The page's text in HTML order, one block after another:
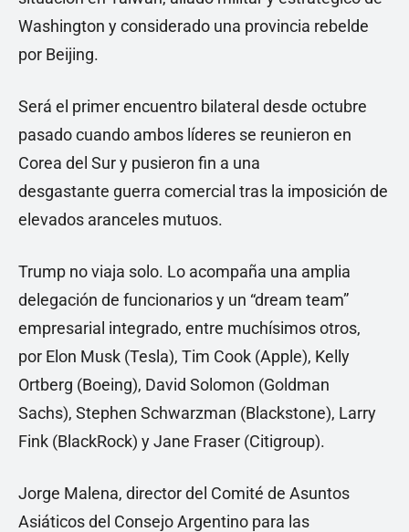
Washington y considerado una provincia rebelde
por Beijing.
Será el primer encuentro bilateral desde octubre
pasado cuando ambos líderes se reunieron en
Corea del Sur y pusieron fin a una
desgastante guerra comercial tras la imposición de
elevados aranceles mutuos.
Trump no viaja solo. Lo acompaña una amplia
delegación de funcionarios y un “dream team”
empresarial integrado, entre muchísimos otros,
por Elon Musk (Tesla), Tim Cook (Apple), Kelly
Ortberg (Boeing), David Solomon (Goldman
Sachs), Stephen Schwarzman (Blackstone), Larry
Fink (BlackRock) y Jane Fraser (Citigroup).
Jorge Malena, director del Comité de Asuntos
Asiáticos del Consejo Argentino para las